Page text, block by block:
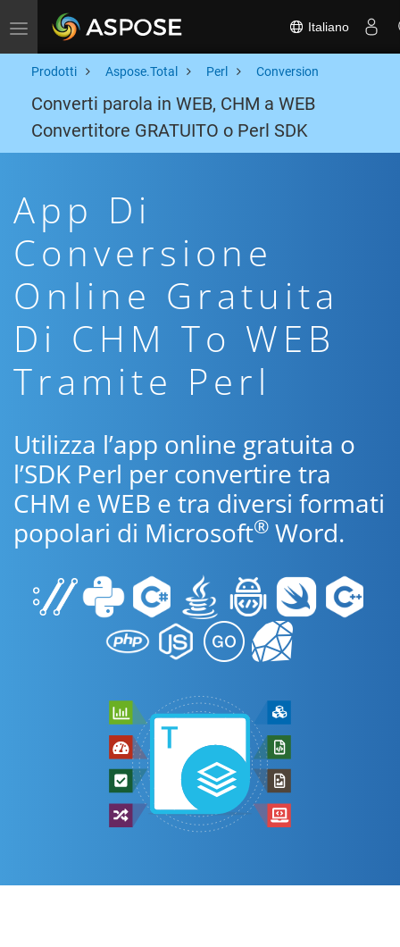
Toggle navigation Italiano
Prodotti Aspose.Total Perl Conversion
Converti parola in WEB, CHM a WEB
Convertitore GRATUITO o Perl SDK
App Di
Conversione
Online Gratuita
Di CHM To WEB
Tramite Perl
Utilizza l’app online gratuita o
l’SDK Perl per convertire tra
CHM e WEB e tra diversi formati
popolari di Microsoft® Word.